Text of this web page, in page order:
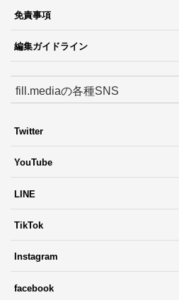
免責事項
編集ガイドライン
fill.mediaの各種SNS
Twitter
YouTube
LINE
TikTok
Instagram
facebook